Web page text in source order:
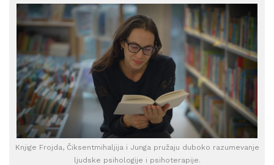
Knjige Frojda, Čiksentmihaljija i Junga pružaju duboko razumevanje
ljudske psihologije i psihoterapije.